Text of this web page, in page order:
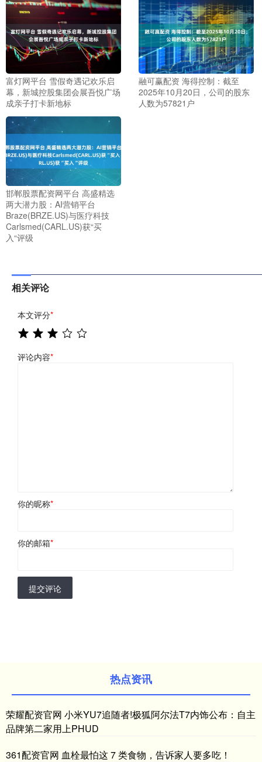
富灯网平台 雪假奇遇记欢乐启
幕，新城控股集团会展吾悦广场
成亲子打卡新地标
融可赢配资 海得控制：截至
2025年10月20日，公司的股东
人数为57821户
邯郸股票配资网平台 高盛精选
两大潜力股：AI营销平台
Braze(BRZE.US)与医疗科技
Carlsmed(CARL.US)获“买
入“评级
相关评论
本文评分*
评论内容*
你的昵称*
你的邮箱*
提交评论
热点资讯
荣耀配资官网 小米YU7追随者!极狐阿尔法T7内饰公布：自主
品牌第二家用上PHUD
361配资官网 血栓最怕这 7 类食物，告诉家人要多吃！